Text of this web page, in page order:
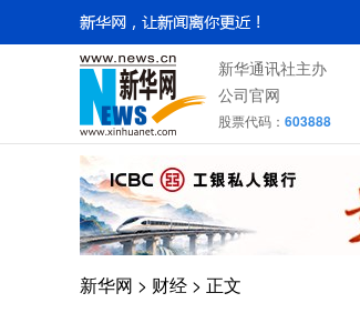
新华通讯社主办
公司官网
股票代码： 603888
新华网 > 财经 > 正文